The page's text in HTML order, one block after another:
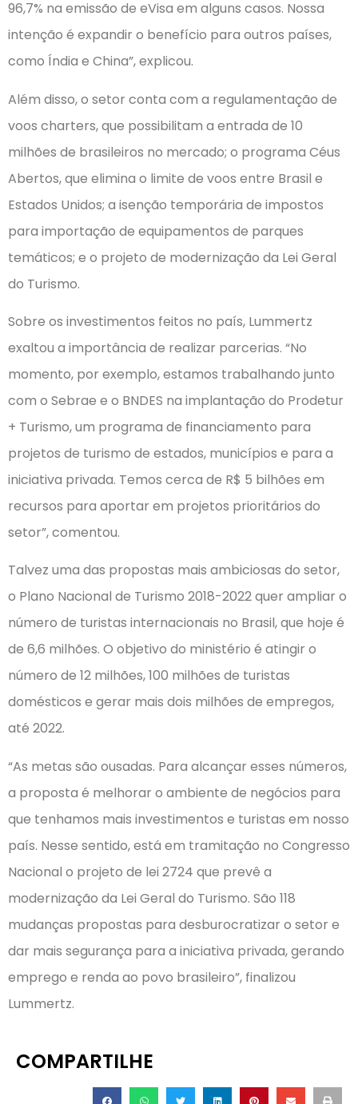
96,7% na emissão de eVisa em alguns casos. Nossa
intenção é expandir o benefício para outros países,
como Índia e China”, explicou.
Além disso, o setor conta com a regulamentação de
voos charters, que possibilitam a entrada de 10
milhões de brasileiros no mercado; o programa Céus
Abertos, que elimina o limite de voos entre Brasil e
Estados Unidos; a isenção temporária de impostos
para importação de equipamentos de parques
temáticos; e o projeto de modernização da Lei Geral
do Turismo.
Sobre os investimentos feitos no país, Lummertz
exaltou a importância de realizar parcerias. “No
momento, por exemplo, estamos trabalhando junto
com o Sebrae e o BNDES na implantação do Prodetur
+ Turismo, um programa de financiamento para
projetos de turismo de estados, municípios e para a
iniciativa privada. Temos cerca de R$ 5 bilhões em
recursos para aportar em projetos prioritários do
setor”, comentou.
Talvez uma das propostas mais ambiciosas do setor,
o Plano Nacional de Turismo 2018-2022 quer ampliar o
número de turistas internacionais no Brasil, que hoje é
de 6,6 milhões. O objetivo do ministério é atingir o
número de 12 milhões, 100 milhões de turistas
domésticos e gerar mais dois milhões de empregos,
até 2022.
“As metas são ousadas. Para alcançar esses números,
a proposta é melhorar o ambiente de negócios para
que tenhamos mais investimentos e turistas em nosso
país. Nesse sentido, está em tramitação no Congresso
Nacional o projeto de lei 2724 que prevê a
modernização da Lei Geral do Turismo. São 118
mudanças propostas para desburocratizar o setor e
dar mais segurança para a iniciativa privada, gerando
emprego e renda ao povo brasileiro”, finalizou
Lummertz.
COMPARTILHE